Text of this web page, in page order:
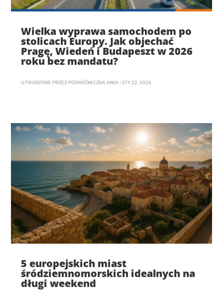
Wielka wyprawa samochodem po
stolicach Europy. Jak objechać
Pragę, Wiedeń i Budapeszt w 2026
roku bez mandatu?
UTWORZONE PRZEZ PODRÓŻNICZKA ANIA |STY 22, 2026
5 europejskich miast
śródziemnomorskich idealnych na
długi weekend